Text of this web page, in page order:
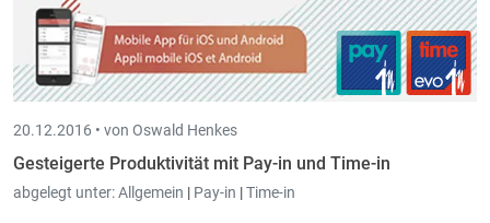
20.12.2016 • von Oswald Henkes
Gesteigerte Produktivität mit Pay-in und Time-in
abgelegt unter:Allgemein | Pay-in |Time-in